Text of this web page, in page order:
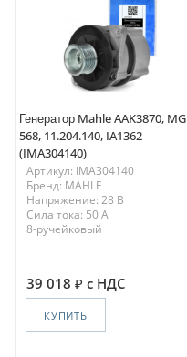
Генератор Mahle AAK3870, MG
568, 11.204.140, IA1362
(IMA304140)
Артикул: IMA304140
Бренд: MAHLE
Напряжение: 28 В
Сила тока: 50 A
8-ручейковый
39 018 с НДС
КУПИТЬ